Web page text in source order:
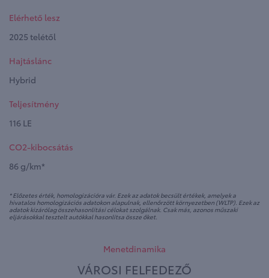
Elérhető lesz
2025 telétől
Hajtáslánc
Hybrid
Teljesítmény
116 LE
CO2-kibocsátás
86 g/km*
* Előzetes érték, homologizációra vár. Ezek az adatok becsült értékek, amelyek a
hivatalos homologizációs adatokon alapulnak, ellenőrzött környezetben (WLTP). Ezek az
adatok kizárólag összehasonlítási célokat szolgálnak. Csak más, azonos műszaki
eljárásokkal tesztelt autókkal hasonlítsa össze őket.
Menetdinamika
VÁROSI FELFEDEZŐ